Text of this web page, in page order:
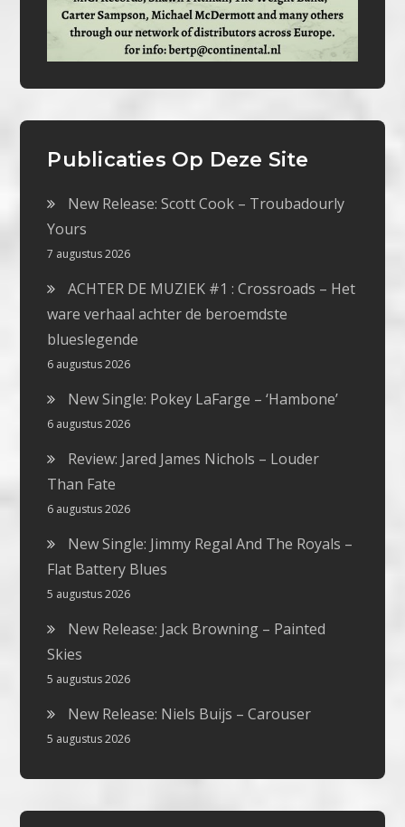
Publicaties Op Deze Site
New Release: Scott Cook – Troubadourly
Yours
7 augustus 2026
ACHTER DE MUZIEK #1 : Crossroads – Het
ware verhaal achter de beroemdste
blueslegende
6 augustus 2026
New Single: Pokey LaFarge – ‘Hambone’
6 augustus 2026
Review: Jared James Nichols – Louder
Than Fate
6 augustus 2026
New Single: Jimmy Regal And The Royals –
Flat Battery Blues
5 augustus 2026
New Release: Jack Browning – Painted
Skies
5 augustus 2026
New Release: Niels Buijs – Carouser
5 augustus 2026